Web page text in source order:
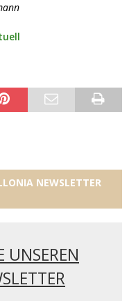
NEWSLETTER
UNSEREN